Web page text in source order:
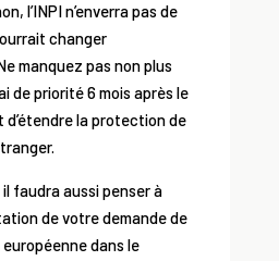
l’INPI n’enverra pas de
changer
manquez pas non plus
de priorité 6 mois après le
la protection de
faudra aussi penser à
de votre demande de
européenne dans le